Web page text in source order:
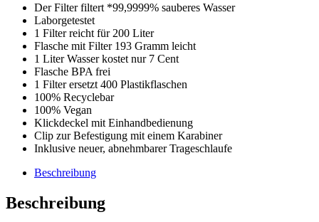
Der Filter filtert *99,9999% sauberes Wasser
Laborgetestet
1 Filter reicht für 200 Liter
Flasche mit Filter 193 Gramm leicht
1 Liter Wasser kostet nur 7 Cent
Flasche BPA frei
1 Filter ersetzt 400 Plastikflaschen
100% Recyclebar
100% Vegan
Klickdeckel mit Einhandbedienung
Clip zur Befestigung mit einem Karabiner
Inklusive neuer, abnehmbarer Trageschlaufe
Beschreibung
Beschreibung